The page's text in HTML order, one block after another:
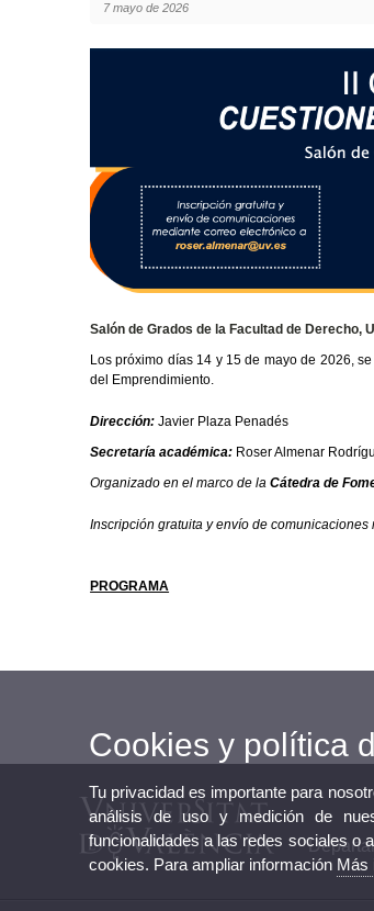
7 mayo de 2026
Salón de Grados de la Facultad de Derecho,
Los próximo días 14 y 15 de mayo de 2026,
del Emprendimiento.
Dirección:Javier Plaza Penadés
Secretaría académica: Roser Almenar
Organizado en el marco de laCátedra de
Inscripción gratuita y envío de comunicaciones
PROGRAMA
Cookies y política
Tu privacidad es importante para
análisis de uso y medición de
funcionalidades a las redes sociales o
cookies. Para ampliar información Más